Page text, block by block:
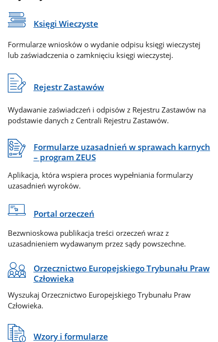
Księgi Wieczyste
Formularze wniosków o wydanie odpisu księgi wieczystej
lub zaświadczenia o zamknięciu księgi wieczystej.
Rejestr Zastawów
Wydawanie zaświadczeń i odpisów z Rejestru Zastawów na
podstawie danych z Centrali Rejestru Zastawów.
Formularze uzasadnień w sprawach karnych
– program ZEUS
Aplikacja, która wspiera proces wypełniania formularzy
uzasadnień wyroków.
Portal orzeczeń
Bezwnioskowa publikacja treści orzeczeń wraz z
uzasadnieniem wydawanym przez sądy powszechne.
Orzecznictwo Europejskiego Trybunału Praw
Człowieka
Wyszukaj Orzecznictwo Europejskiego Trybunału Praw
Człowieka.
Wzory i formularze